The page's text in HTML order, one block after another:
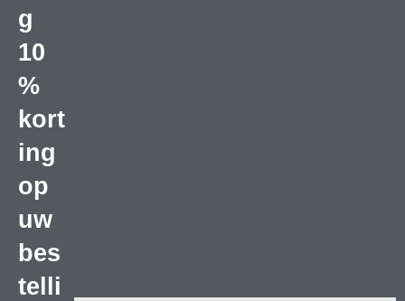
g
10
%
kort
ing
op
uw
bes
telli